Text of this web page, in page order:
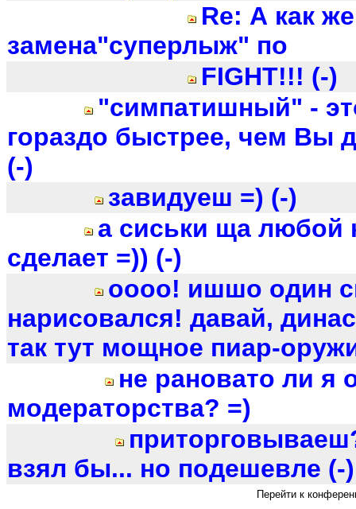
Re: А как же
замена"суперлыж" по
FIGHT!!! (-)
"симпатишный" -
гораздо быстрее, чем Вы
(-)
завидуеш =) (-)
а сиськи ща любой
сделает =)) (-)
оооо! ишшо один
нарисовался! давай,
так тут мощное пиар-
не рановато ли я
модераторства? =)
взял бы... но подешевле (-)
Перейти к